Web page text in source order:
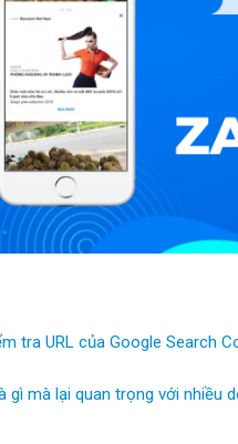
tra URL của Google Search
gì mà lại quan trọng với nhiều